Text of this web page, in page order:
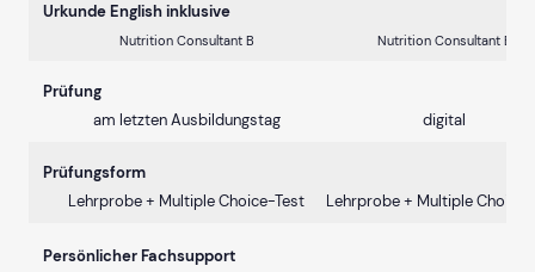
Urkunde English inklusive
Nutrition Consultant B Nutrition Consultant B
Prüfung
am letzten Ausbildungstag
digital
Prüfungsform
Lehrprobe + Multiple Choice-Test
Lehrprobe + Multiple
Persönlicher Fachsupport